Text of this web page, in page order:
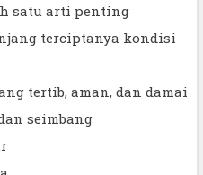
satu arti penting
terciptanya kondisi
tertib, aman, dan damai
seimbang